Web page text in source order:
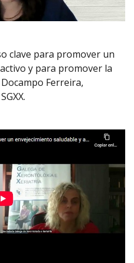
clave para promover un
y para promover la
Ferreira,